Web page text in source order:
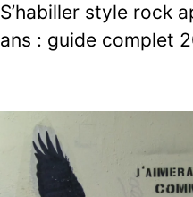
S’habiller style rock
ans : guide complet